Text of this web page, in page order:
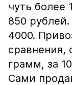
чуть более
850
4000.
сравнения,
грамм, за
Сами